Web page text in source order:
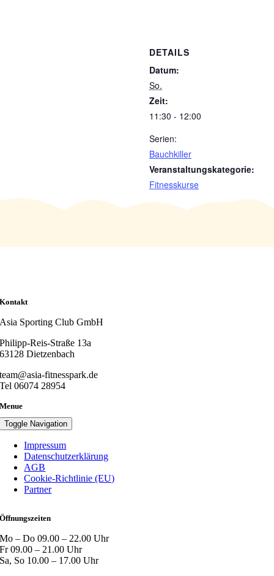
DETAILS
Datum:
So.
Zeit:
11:30 - 12:00
Serien:
Bauchkiller
Veranstaltungskategorie:
Fitnesskurse
Kontakt
Asia Sporting Club GmbH
Philipp-Reis-Straße 13a
63128 Dietzenbach
team@asia-fitnesspark.de
Tel 06074 28954
Menue
Toggle Navigation
Impressum
Datenschutzerklärung
AGB
Cookie-Richtlinie (EU)
Partner
Öffnungszeiten
Mo – Do 09.00 – 22.00 Uhr
Fr 09.00 – 21.00 Uhr
Sa, So 10.00 – 17.00 Uhr